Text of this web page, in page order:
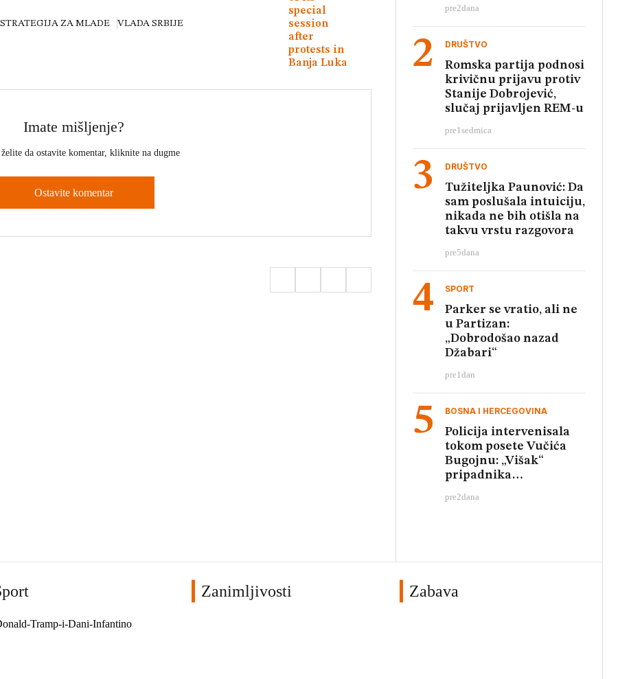
STRATEGIJA ZA MLADE VLADA SRBIJE
Imate mišljenje?
da ostavite komentar, kliknite na dugme
Ostavite komentar
pre2dana
DRUŠTVO
Romska partija podnosi
krivičnu prijavu protiv
Stanije Dobrojević,
slučaj prijavljen REM-u
pre1sedmica
DRUŠTVO
Tužiteljka Paunović: Da
sam poslušala intuiciju,
nikada ne bih otišla na
takvu vrstu razgovora
pre5dana
SPORT
Parker se vratio, ali ne
u Partizan:
„Dobrodošao nazad
Džabari“
pre1dan
BOSNA I HERCEGOVINA
Policija intervenisala
tokom posete Vučića
Bugojnu: „Višak“
pripadnika
pre2dana
Zanimljivosti Zabava